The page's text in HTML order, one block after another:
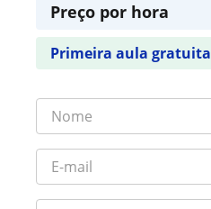
Preço por hora
Primeira aula gratuita